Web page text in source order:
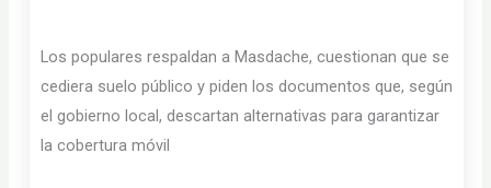
Los populares respaldan a Masdache, cuestionan que se
cediera suelo público y piden los documentos que, según
el gobierno local, descartan alternativas para garantizar
la cobertura móvil